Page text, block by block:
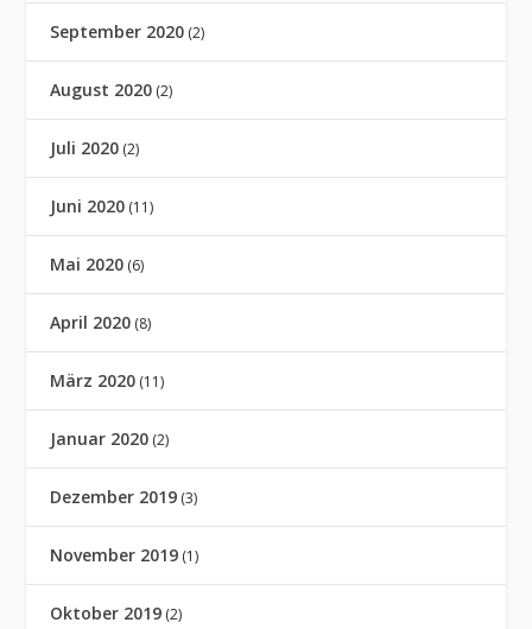
September 2020 (2)
August 2020 (2)
Juli 2020 (2)
Juni 2020 (11)
Mai 2020 (6)
April 2020 (8)
März 2020 (11)
Januar 2020 (2)
Dezember 2019 (3)
November 2019 (1)
Oktober 2019 (2)